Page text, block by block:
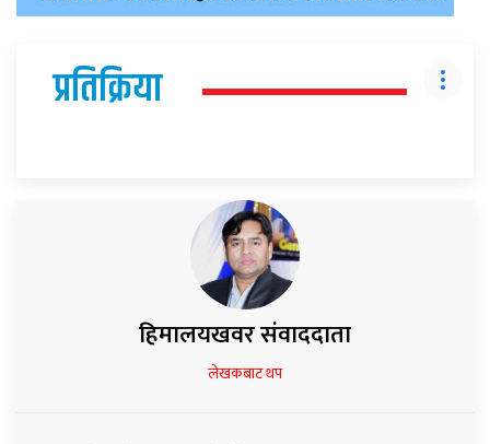
प्रतिक्रिया
हिमालयखवर संवाददाता
लेखकबाट थप